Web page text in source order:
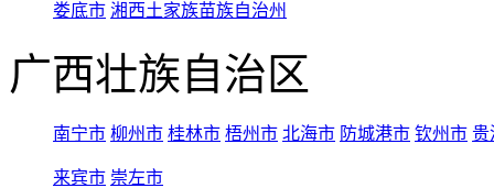
娄底市 湘西土家族苗族自治州
广西壮族自治区
南宁市 柳州市 桂林市 梧州市 北海市 防城港市 钦州市 贵
来宾市 崇左市